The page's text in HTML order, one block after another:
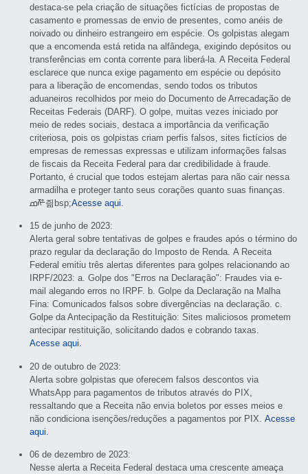
destaca-se pela criação de situações fictícias de propostas de
casamento e promessas de envio de presentes, como anéis de
noivado ou dinheiro estrangeiro em espécie. Os golpistas alegam
que a encomenda está retida na alfândega, exigindo depósitos ou
transferências em conta corrente para liberá-la. A Receita Federal
esclarece que nunca exige pagamento em espécie ou depósito
para a liberação de encomendas, sendo todos os tributos
aduaneiros recolhidos por meio do Documento de Arrecadação de
Receitas Federais (DARF). O golpe, muitas vezes iniciado por
meio de redes sociais, destaca a importância da verificação
criteriosa, pois os golpistas criam perfis falsos, sites fictícios de
empresas de remessas expressas e utilizam informações falsas
de fiscais da Receita Federal para dar credibilidade à fraude.
Portanto, é crucial que todos estejam alertas para não cair nessa
armadilha e proteger tanto seus corações quanto suas finanças.
ߘᢝ즮bsp;Acesse aqui.
15 de junho de 2023:
Alerta geral sobre tentativas de golpes e fraudes após o término do
prazo regular da declaração do Imposto de Renda. A Receita
Federal emitiu três alertas diferentes para golpes relacionando ao
IRPF/2023: a. Golpe dos "Erros na Declaração": Fraudes via e-
mail alegando erros no IRPF. b. Golpe da Declaração na Malha
Fina: Comunicados falsos sobre divergências na declaração. c.
Golpe da Antecipação da Restituição: Sites maliciosos prometem
antecipar restituição, solicitando dados e cobrando taxas.
Acesse aqui.
20 de outubro de 2023:
Alerta sobre golpistas que oferecem falsos descontos via
WhatsApp para pagamentos de tributos através do PIX,
ressaltando que a Receita não envia boletos por esses meios e
não condiciona isenções/reduções a pagamentos por PIX.Acesse
aqui.
06 de dezembro de 2023:
Nesse alerta a Receita Federal destaca uma crescente ameaça